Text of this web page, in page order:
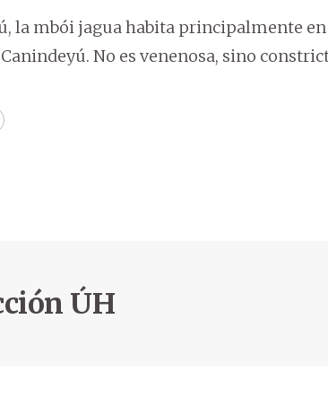
la mbói jagua habita principalmente
No es venenosa, sino
ÚH